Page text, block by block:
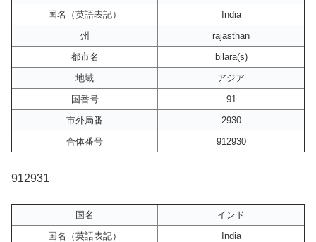
国名（英語表記）
India
州
rajasthan
都市名
bilara(s)
地域
アジア
国番号
91
市外局番
2930
合体番号
912930
912931
国名
インド
国名（英語表記）
India